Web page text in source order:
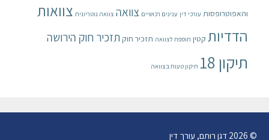
והאפוטרופסות עורכי דין ענינים רכושיים צוואה צוואה נוטריונית צוואות
הדדיות קטין תוספת לצוואה תזכיר חוק תזכיר חוק הירושה
תיקון 18 תיקון טעות בצוואה
© 2026 דגן רותם, עורך דין